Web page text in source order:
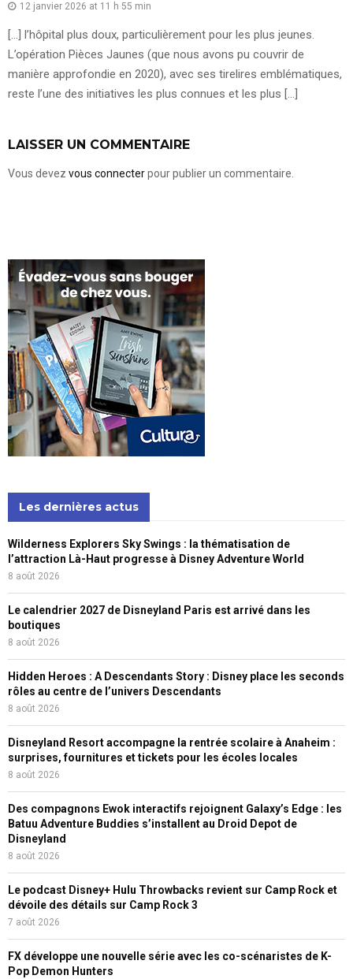
12 janvier 2026 at 11 h 55 min
[…] l’hôpital plus doux, particulièrement pour les plus jeunes.
L’opération Pièces Jaunes (que nous avons pu couvrir de
manière approfondie en 2020), avec ses tirelires emblématiques,
reste l’une des initiatives les plus connues et les plus […]
LAISSER UN COMMENTAIRE
Vous devez vous connecterpour publier un commentaire.
Les dernières actus
Wilderness Explorers Sky Swings : la thématisation de
l’attraction Là-Haut progresse à Disney Adventure World
8 août 2026
Le calendrier 2027 de Disneyland Paris est arrivé dans les
boutiques
8 août 2026
Hidden Heroes : A Descendants Story : Disney place les seconds
rôles au centre de l’univers Descendants
8 août 2026
Disneyland Resort accompagne la rentrée scolaire à Anaheim :
surprises, fournitures et tickets pour les écoles locales
8 août 2026
Des compagnons Ewok interactifs rejoignent Galaxy’s Edge : les
Batuu Adventure Buddies s’installent au Droid Depot de
Disneyland
8 août 2026
Le podcast Disney+ Hulu Throwbacks revient sur Camp Rock et
dévoile des détails sur Camp Rock 3
7 août 2026
FX développe une nouvelle série avec les co-scénaristes de K-
Pop Demon Hunters